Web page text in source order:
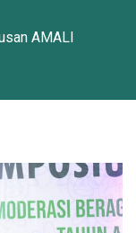
AMALI